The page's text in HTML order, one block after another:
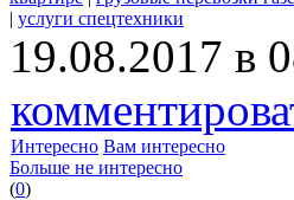
| услуги спецтехники
19.08.2017 в
Интересно Вам интересно
Больше не интересно
(0)